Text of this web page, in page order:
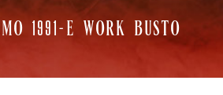
1991-E WORK BUSTO